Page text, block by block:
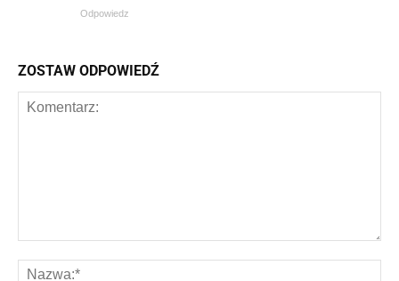
Odpowiedz
ZOSTAW ODPOWIEDŹ